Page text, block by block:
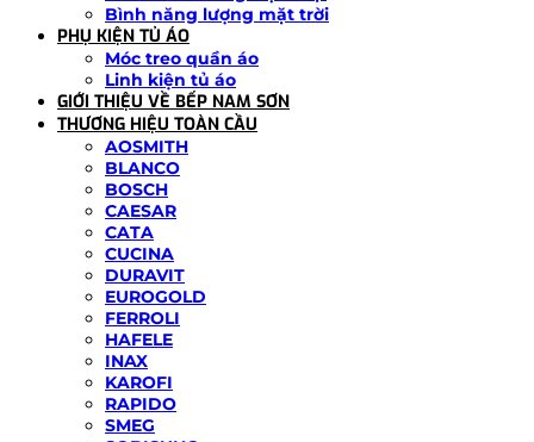
Bình năng lượng mặt trời
PHỤ KIỆN TỦ ÁO
Móc treo quần áo
Linh kiện tủ áo
GIỚI THIỆU VỀ BẾP NAM SƠN
THƯƠNG HIỆU TOÀN CẦU
AOSMITH
BLANCO
BOSCH
CAESAR
CATA
CUCINA
DURAVIT
EUROGOLD
FERROLI
HAFELE
INAX
KAROFI
RAPIDO
SMEG